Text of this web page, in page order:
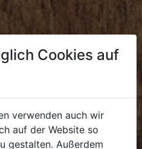
Cookies auf
verwenden auch wir
auf der Website so
gestalten. Außerdem